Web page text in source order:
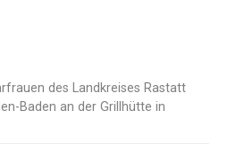
des Landkreises Rastatt
Baden an der Grillhütte in